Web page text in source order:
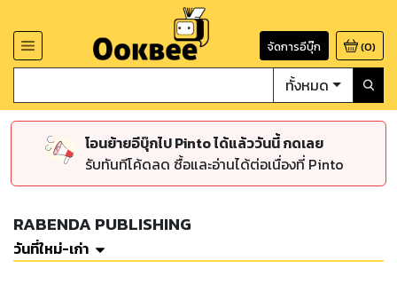
จัดการอีบุ๊ก (0)
ทั้งหมด
โอนย้ายอีบุ๊กไป Pinto ได้แล้ววันนี้ กดเลย
รับทันทีโค้ดลด ซื้อและอ่านได้ต่อเนื่องที่ Pinto
RABENDA PUBLISHING
วันที่ใหม่-เก่า